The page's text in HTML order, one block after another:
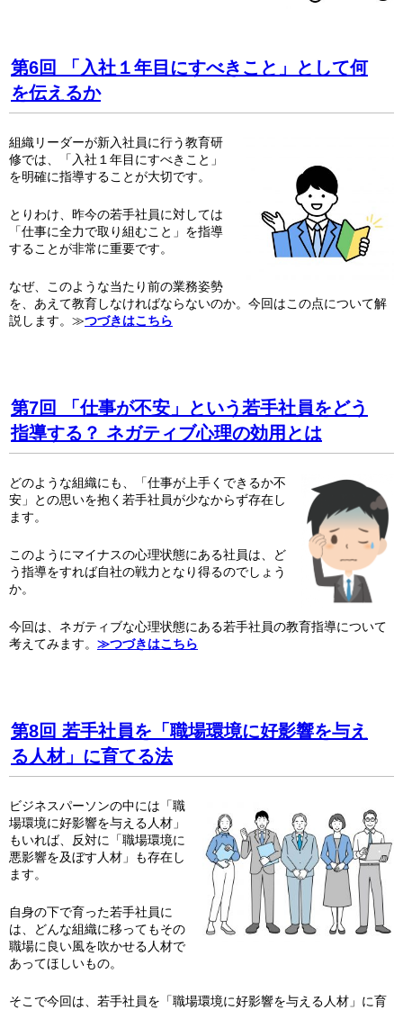
第6回 「入社１年目にすべきこと」として何
を伝えるか
組織リーダーが新入社員に行う教育研
修では、「入社１年目にすべきこと」
を明確に指導することが大切です。
とりわけ、昨今の若手社員に対しては
「仕事に全力で取り組むこと」を指導
することが非常に重要です。
なぜ、このような当たり前の業務姿勢
を、あえて教育しなければならないのか。今回はこの点について解
説します。≫つづきはこちら
第7回 「仕事が不安」という若手社員をどう
指導する？ ネガティブ心理の効用とは
どのような組織にも、「仕事が上手くできるか不
安」との思いを抱く若手社員が少なからず存在し
ます。
このようにマイナスの心理状態にある社員は、ど
う指導をすれば自社の戦力となり得るのでしょう
か。
今回は、ネガティブな心理状態にある若手社員の教育指導について
考えてみます。 ≫つづきはこちら
第8回 若手社員を「職場環境に好影響を与え
る人材」に育てる法
ビジネスパーソンの中には「職
場環境に好影響を与える人材」
もいれば、反対に「職場環境に
悪影響を及ぼす人材」も存在し
ます。
自身の下で育った若手社員に
は、どんな組織に移ってもその
職場に良い風を吹かせる人材で
あってほしいもの。
そこで今回は、若手社員を「職場環境に好影響を与える人材」に育